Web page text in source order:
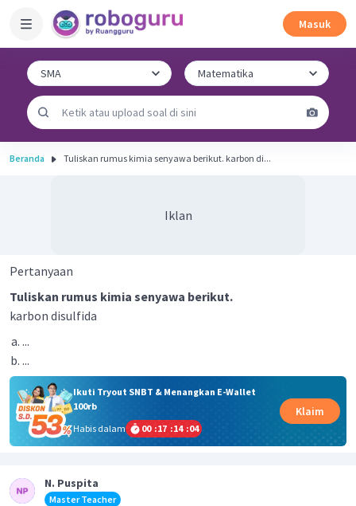
Masuk
Beranda Tuliskan rumus kimia senyawa berikut. karbon di...
Iklan
Pertanyaan
Tuliskan rumus kimia senyawa berikut.
karbon disulfida
...
...
Ikuti Tryout SNBT & Menangkan E-Wallet
100rb
Habis dalam
00 :17 :14 :04
Klaim
N. Puspita
Master Teacher